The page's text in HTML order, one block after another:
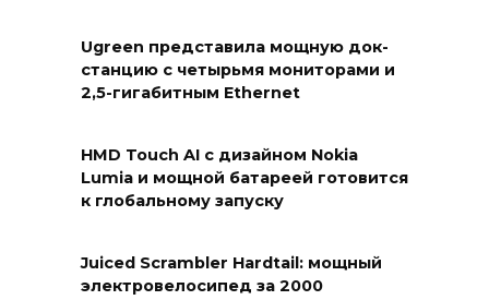
Ugreen представила мощную док-
станцию с четырьмя мониторами и
2,5-гигабитным Ethernet
HMD Touch AI с дизайном Nokia
Lumia и мощной батареей готовится
к глобальному запуску
Juiced Scrambler Hardtail: мощный
электровелосипед за 2000